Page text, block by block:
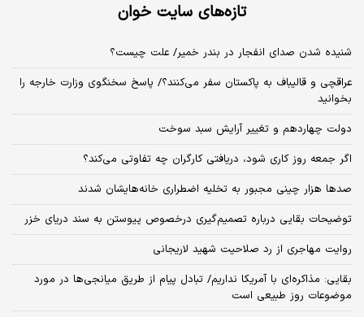
تازه‌های سایت خوان
شنیده شدن صدای انفجار در بندر خمیر/ علت چیست؟
عراقچی و قالیباف به پاکستان سفر می‌کنند؟/ پاسخ سخنگوی وزارت خارجه را
بخوانید
دولت چهاردهم و تغییر آرایش سبد سوخت
اگر جمعه روز کاری شود، دریافتی کارگران چه تفاوتی می‌کند؟
صدها هزار چینی مجبور به تخلیه اضطراری خانه‌هایشان شدند
توضیحات بقایی درباره تصمیم‌گیری درخصوص پیوستن به سند دریای خزر
روایت مهاجری از رد صلاحیت شهید لاریجانی
بقایی: مذاکره‌ای با آمریکا نداریم/ تبادل پیام از طریق میانجی‌ها در مورد
موضوعات روز طبیعی است